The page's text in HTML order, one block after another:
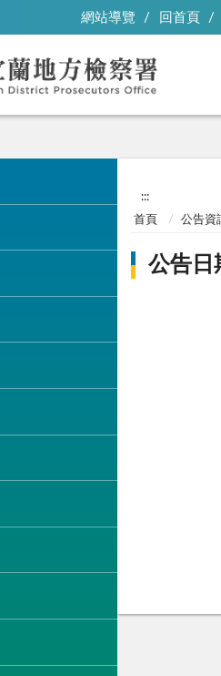
網站導覽 回首頁
:::
首頁 公告資
公告日